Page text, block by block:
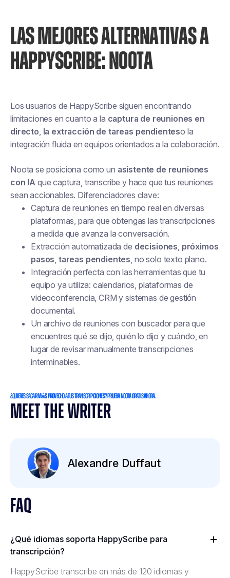
LAS MEJORES ALTERNATIVAS A
HAPPYSCRIBE: NOOTA
Los usuarios de HappyScribe siguen encontrando
limitaciones en cuanto a la captura de reuniones en
directo, la extracción de tareas pendienteso la
integración fluida en equipos orientados a la colaboración.
Noota se posiciona como un asistente de reuniones
con IA que captura, transcribe y hace que tus reuniones
sean accionables. Diferenciadores clave:
Captura de reuniones en tiempo real en diversas
plataformas, para que obtengas las transcripciones
a medida que avanza la conversación.
Extracción automatizada de decisiones, próximos
pasos, tareas pendientes, no solo texto plano.
Integración perfecta con las herramientas que tu
equipo ya utiliza: calendarios, plataformas de
videoconferencia, CRM y sistemas de gestión
documental.
Un archivo de reuniones con buscador para que
encuentres qué se dijo, quién lo dijo y cuándo, en
lugar de revisar manualmente transcripciones
interminables.
¿Quieres sacar más provecho a tus transcripciones? Prueba Noota gratis ahora.
MEET THE WRITER
Alexandre Duffaut
FAQ
¿Qué idiomas soporta HappyScribe para
transcripción?
HappyScribe transcribe en más de 120 idiomas y